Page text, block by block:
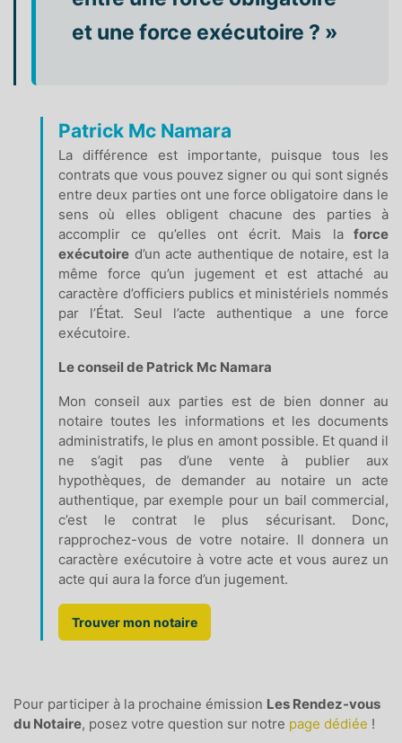
et une force exécutoire ? »
Patrick Mc Namara
La différence est importante, puisque tous les
contrats que vous pouvez signer ou qui sont signés
entre deux parties ont une force obligatoire dans le
sens où elles obligent chacune des parties à
accomplir ce qu’elles ont écrit. Mais laforce
exécutoire d’un acte authentique de notaire, est la
même force qu’un jugement et est attaché au
caractère d’officiers publics et ministériels nommés
par l’État. Seul l’acte authentique a une force
exécutoire.
Le conseil de Patrick Mc Namara
Mon conseil aux parties est de bien donner au
notaire toutes les informations et les documents
administratifs, le plus en amont possible. Et quand il
ne s’agit pas d’une vente à publier aux
hypothèques, de demander au notaire un acte
authentique, par exemple pour un bail commercial,
c’est le contrat le plus sécurisant. Donc,
rapprochez-vous de votre notaire. Il donnera un
caractère exécutoire à votre acte et vous aurez un
acte qui aura la force d’un jugement.
Trouver mon notaire
Pour participer à la prochaine émission Les Rendez-vous
du Notaire, posez votre question sur notre page dédiée !